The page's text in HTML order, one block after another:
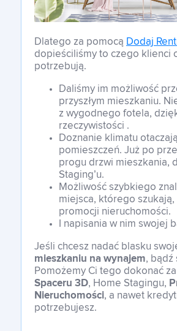
Dlatego za pomocą Dodaj
dopieściliśmy to czego klienci
potrzebują.
Daliśmy im możliwość
przyszłym mieszkaniu.
z wygodnego fotela,
rzeczywistości .
Doznanie klimatu
pomieszczeń. Już po
progu drzwi mieszkania,
Staging’u.
Możliwość szybkiego
miejsca, którego
promocji nieruchomości.
I napisania w nim swojej
Jeśli chcesz nadać blasku
mieszkaniu na wynajem, bądź
Pomożemy Ci tego dokonać
Spaceru 3D, Home Stagingu,
Nieruchomości, a nawet
potrzebujesz.